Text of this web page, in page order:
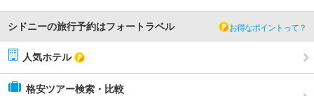
シドニーの旅行予約はフォートラベル お得なポイントって？
人気ホテル
格安ツアー検索・比較